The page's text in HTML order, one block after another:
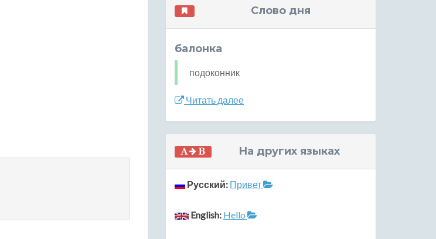
Слово дня
балонка
подоконник
Читать далее
На других языках
Русский: Привет
English: Hello